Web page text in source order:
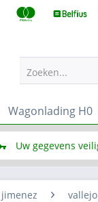
Zoeken...
Wagonlading H0
Uw gegevens